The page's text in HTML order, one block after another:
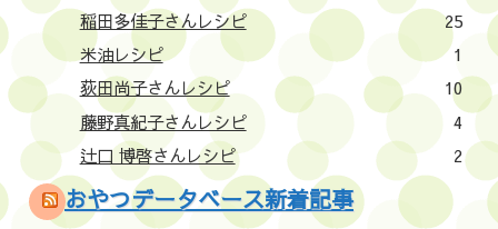
稲田多佳子さんレシピ
25
米油レシピ
1
荻田尚子さんレシピ
10
藤野真紀子さんレシピ
4
辻口 博啓さんレシピ
2
おやつデータベース新着記事